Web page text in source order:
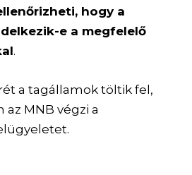
hogy a
e a megfelelő
.
a tagállamok töltik fel,
az MNB végzi a